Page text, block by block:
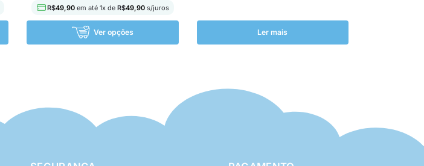
R$49,90 em até 1x de R$49,90s/juros
Ver opções Ler mais